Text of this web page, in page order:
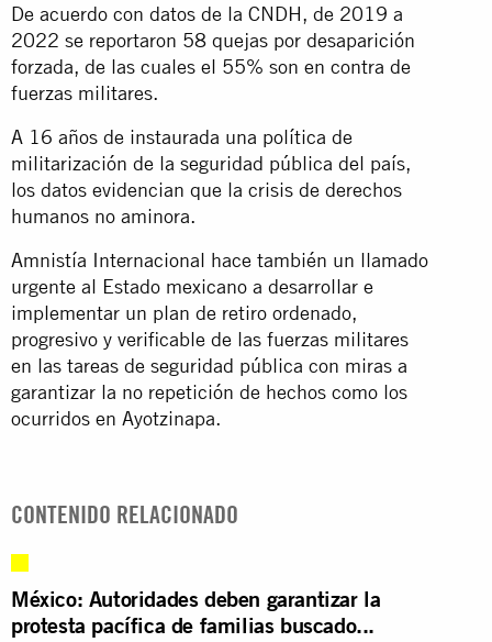
De acuerdo con datos de la CNDH, de 2019 a
2022 se reportaron 58 quejas por desaparición
forzada, de las cuales el 55% son en contra de
fuerzas militares.
A 16 años de instaurada una política de
militarización de la seguridad pública del país,
los datos evidencian que la crisis de derechos
humanos no aminora.
Amnistía Internacional hace también un llamado
urgente al Estado mexicano a desarrollar e
implementar un plan de retiro ordenado,
progresivo y verificable de las fuerzas militares
en las tareas de seguridad pública con miras a
garantizar la no repetición de hechos como los
ocurridos en Ayotzinapa.
CONTENIDO RELACIONADO
México: Autoridades deben garantizar la
protesta pacífica de familias buscado...